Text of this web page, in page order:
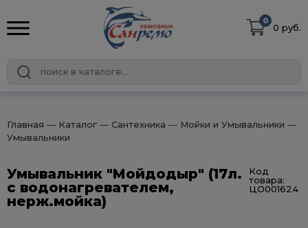
0
0 руб.
Главная ― Каталог ― Сантехника ― Мойки и Умывальники ―
Умывальники
Умывальник "Мойдодыр" (17л.
с водонагревателем,
нерж.мойка)
Код
товара:
ЦО001624